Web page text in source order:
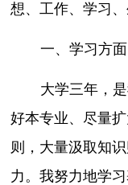
想、工作、学习
一、学习方面
大学三年，
好本专业、尽量
则，大量汲取知
力。我努力地学